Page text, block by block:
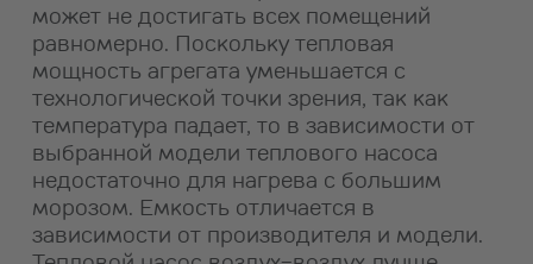
может не достигать всех помещений
равномерно. Поскольку тепловая
мощность агрегата уменьшается с
технологической точки зрения, так как
температура падает, то в зависимости от
выбранной модели теплового насоса
недостаточно для нагрева с большим
морозом. Емкость отличается в
зависимости от производителя и модели.